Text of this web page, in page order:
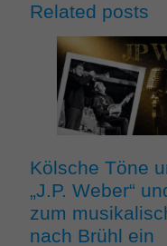
Related posts
Kölsche Töne
„J.P. Weber“
zum
nach Brühl ein